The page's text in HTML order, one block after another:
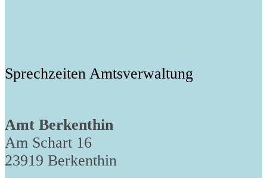
Sprechzeiten Amtsverwaltung
Amt Berkenthin
Am Schart 16
23919 Berkenthin